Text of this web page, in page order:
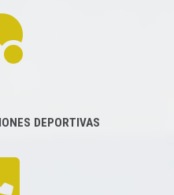
DEPORTIVAS